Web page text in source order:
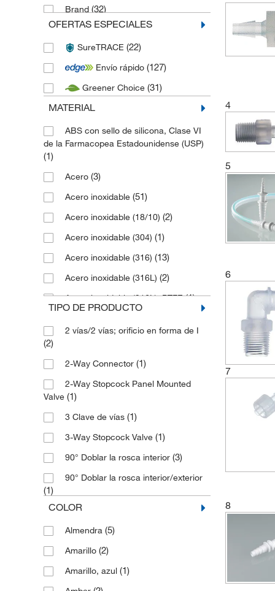
Brand (32)
Buerkle(173)
Burkle(62)
Cadence Science(17)
Cole Parmer (725)
CPC Colder Products Company
(136)
Deltalab (1)
(319)
Fisherbrand
Gilson
GPE Scientific
Hanna Instruments
Hirschmann
Huber Kaeltmaschinenbau
Integra Biosciences
Interscience(1)
J Young(2)
KD Scientific
Kimble Chase(8)
Labconco(2)
Lenz Laborglasintrumente(226)
Masterflex (816)
Pyrex(18)
Saint Gobain Life Sciences
Sartorius(5)
SCAT(35)
OFERTAS ESPECIALES
SureTRACE (22)
Envío rápido (127)
Greener Choice (31)
MATERIAL
ABS con sello de silicona, Clase VI
de la Farmacopea Estadounidense (USP)
(1)
Acero (3)
Acero inoxidable (51)
Acero inoxidable (18/10) (2)
Acero inoxidable (304) (1)
Acero inoxidable (316) (13)
Acero inoxidable (316L) (2)
Acero inoxidable (316L), PTFE(1)
Activar E8402
Buna-N
Caucho
Caucho y PTFE(1)
Cerámica de aluminio(1)
CrystalVu (CVU)(9)
Delrin de acetal(1)
(1)
Duran Tubería
EPDM(6)
EPDM y PTFE(1)
TIPO DE PRODUCTO
2 vías/2 vías; orificio en forma de I
(2)
2-Way Connector (1)
2-Way Stopcock Panel Mounted
Valve (1)
3 Clave de vías (1)
3-Way Stopcock Valve (1)
90° Doblar la rosca interior (3)
90° Doblar la rosca interior/exterior
(1)
ADCF Conector SIP
Abrazadera sanitaria de PVDF, 3/4 in
Mini
bloqueo(1)
COLOR
Almendra (5)
Amarillo (2)
Amarillo, azul (1)
4
5
6
7
8